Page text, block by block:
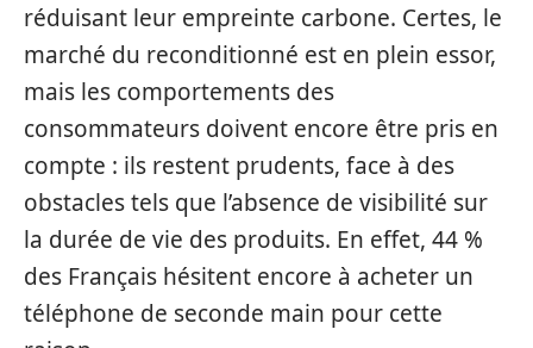
réduisant leur empreinte carbone. Certes, le
marché du reconditionné est en plein essor,
mais les comportements des
consommateurs doivent encore être pris en
compte : ils restent prudents, face à des
obstacles tels que l’absence de visibilité sur
la durée de vie des produits. En effet, 44 %
des Français hésitent encore à acheter un
téléphone de seconde main pour cette